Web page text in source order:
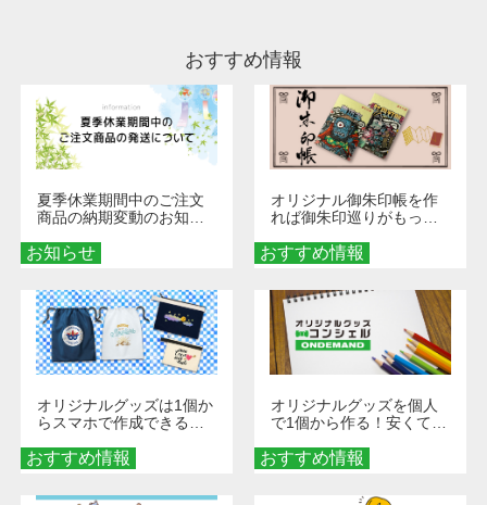
おすすめ情報
お知らせ
夏季休業期間中のご注文
商品の納期変動のお知ら
おすすめ情報
オリジナル御朱印帳を作
れば御朱印巡りがもっと
ダーメイドする魅力と選
び方
おすすめ情報
オリジナルグッズは1個か
らスマホで作成できる！
くなる巾着＆ポーチ活用
術
おすすめ情報
オリジナルグッズを個人
で1個から作る！安くて簡
秘訣